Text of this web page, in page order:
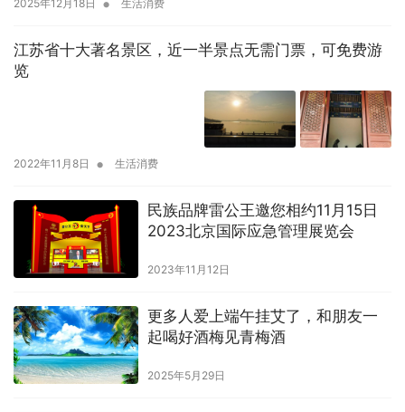
2025年12月18日 生活消费
江苏省十大著名景区，近一半景点无需门票，可免费游
览
2022年11月8日 • 生活消费
民族品牌雷公王邀您相约11月15日
2023北京国际应急管理展览会
2023年11月12日
更多人爱上端午挂艾了，和朋友一
起喝好酒梅见青梅酒
2025年5月29日